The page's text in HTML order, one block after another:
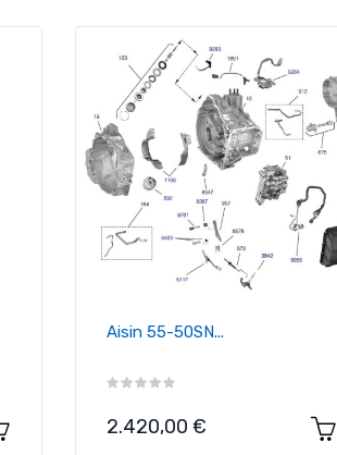
Aisin 55-50SN...
Precio
2.420,00 €